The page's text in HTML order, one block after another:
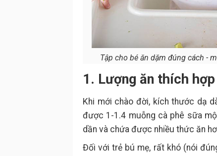
Tập cho bé ăn dặm đúng cách -
1. Lượng ăn thích
Khi mới chào đời, kích thước dạ
được 1-1.4 muỗng cà phê sữa
dần và chứa được nhiều thức ăn
Đối với trẻ bú mẹ, rất khó (nói